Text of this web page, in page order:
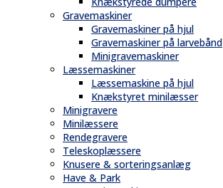
Gravemaskiner
Gravemaskiner på hjul
Gravemaskiner på larvebånd
Minigravemaskiner
Læssemaskiner
Læssemaskine på hjul
Knækstyret minilæsser
Minigravere
Minilæssere
Rendegravere
Teleskoplæssere
Knusere & sorteringsanlæg
Have & Park